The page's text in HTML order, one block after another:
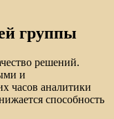
группы
решений.
и
часов аналитики
способность